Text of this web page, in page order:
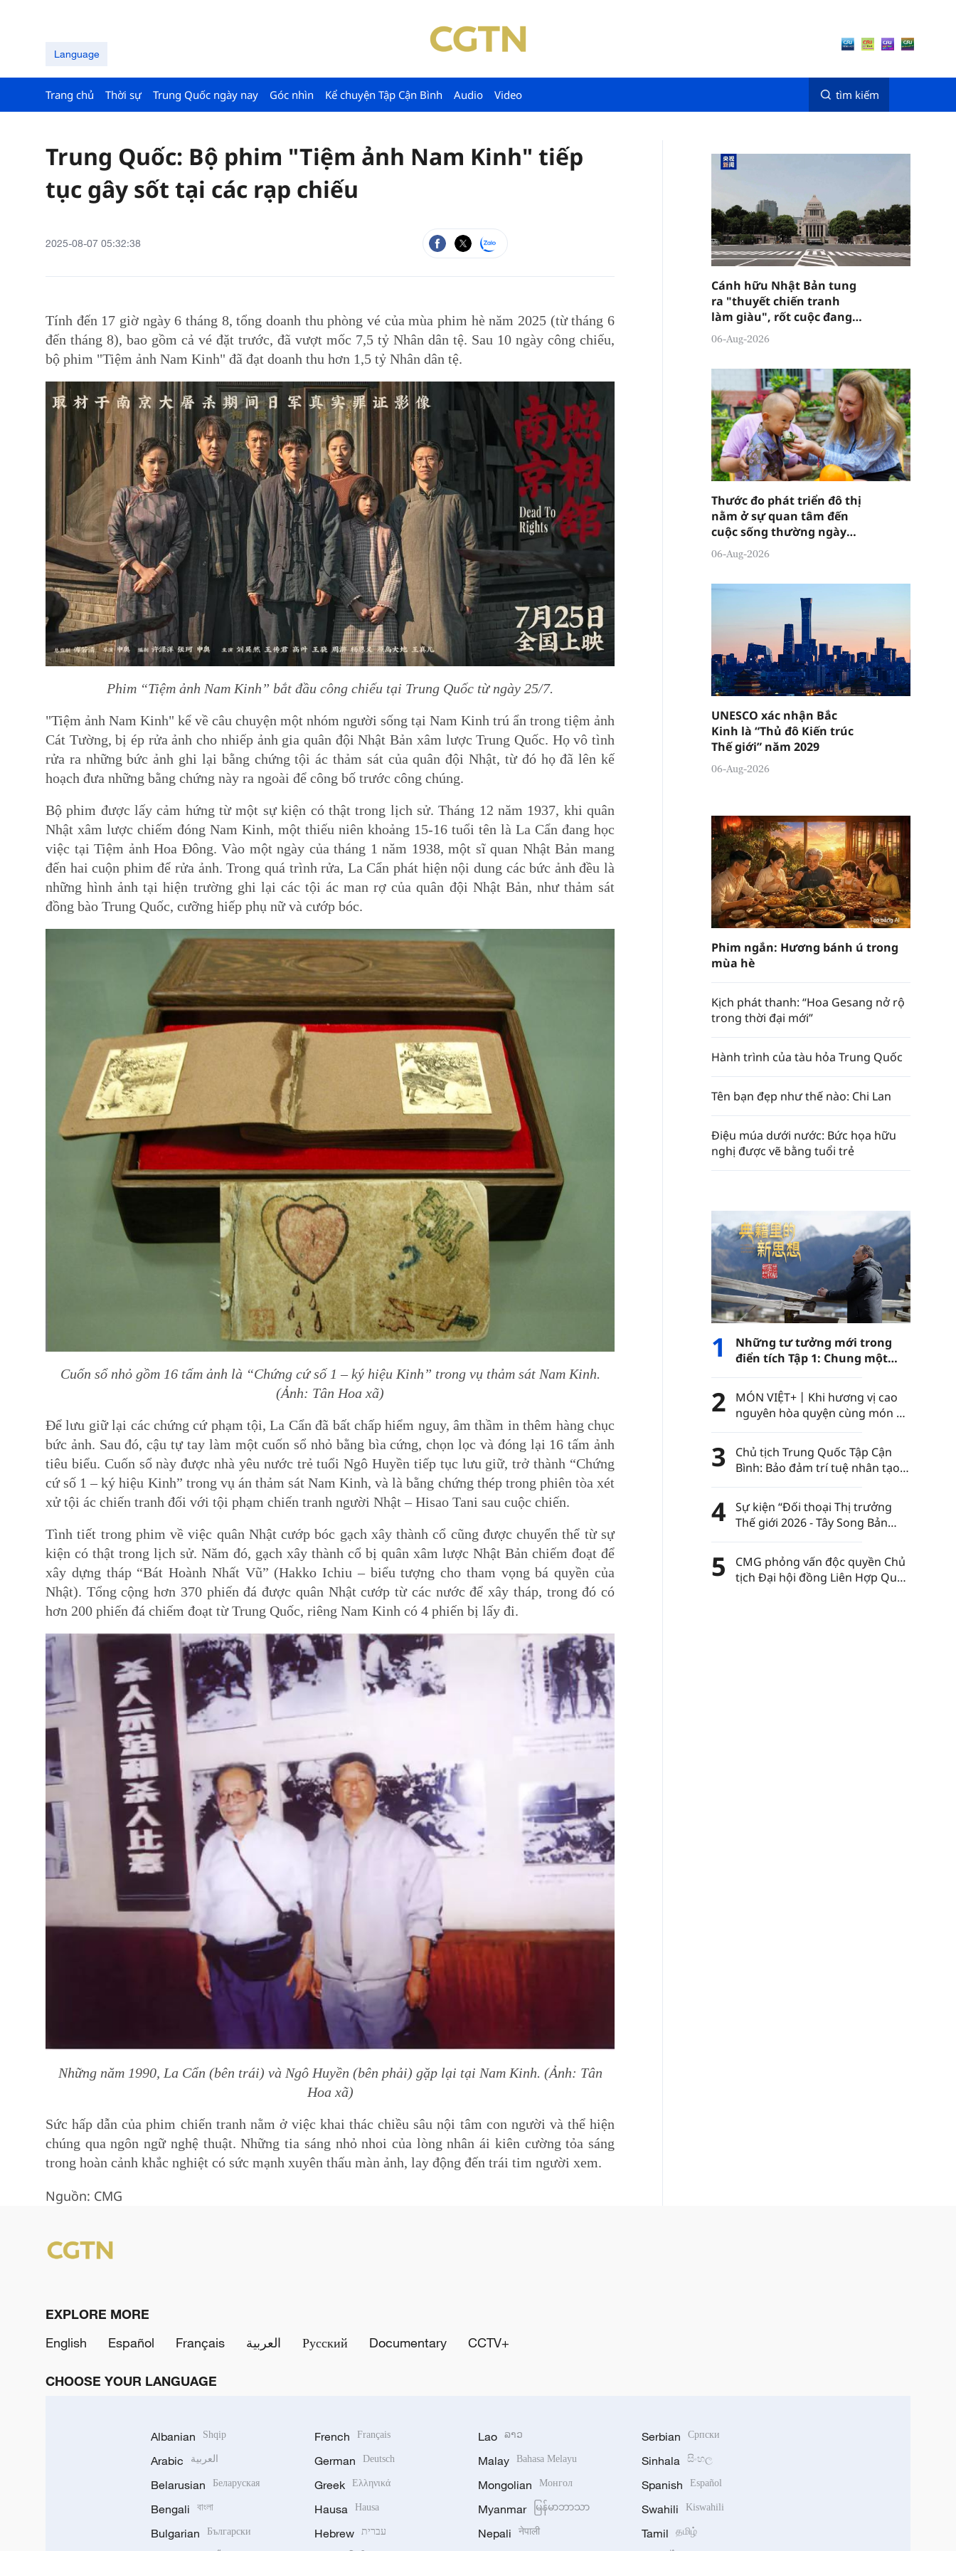
Language
Trang chủ Thời sự Trung Quốc ngày nay Góc nhìn Kể chuyện Tập Cận Bình Audio Video tìm kiếm
Trung Quốc: Bộ phim "Tiệm ảnh Nam Kinh" tiếp
tục gây sốt tại các rạp chiếu
2025-08-07 05:32:38
Tính đến 17 giờ ngày 6 tháng 8, tổng doanh thu phòng vé của mùa phim hè năm 2025 (từ tháng 6
đến tháng 8), bao gồm cả vé đặt trước, đã vượt mốc 7,5 tỷ Nhân dân tệ. Sau 10 ngày công chiếu,
bộ phim "Tiệm ảnh Nam Kinh" đã đạt doanh thu hơn 1,5 tỷ Nhân dân tệ.
Phim “Tiệm ảnh Nam Kinh” bắt đầu công chiếu tại Trung Quốc từ ngày 25/7.
"Tiệm ảnh Nam Kinh" kể về câu chuyện một nhóm người sống tại Nam Kinh trú ẩn trong tiệm ảnh
Cát Tường, bị ép rửa ảnh cho nhiếp ảnh gia quân đội Nhật Bản xâm lược Trung Quốc. Họ vô tình
rửa ra những bức ảnh ghi lại bằng chứng tội ác thảm sát của quân đội Nhật, từ đó họ đã lên kế
hoạch đưa những bằng chứng này ra ngoài để công bố trước công chúng.
Bộ phim được lấy cảm hứng từ một sự kiện có thật trong lịch sử. Tháng 12 năm 1937, khi quân
Nhật xâm lược chiếm đóng Nam Kinh, một thiếu niên khoảng 15-16 tuổi tên là La Cẩn đang học
việc tại Tiệm ảnh Hoa Đông. Vào một ngày của tháng 1 năm 1938, một sĩ quan Nhật Bản mang
đến hai cuộn phim để rửa ảnh. Trong quá trình rửa, La Cẩn phát hiện nội dung các bức ảnh đều là
những hình ảnh tại hiện trường ghi lại các tội ác man rợ của quân đội Nhật Bản, như thảm sát
đồng bào Trung Quốc, cưỡng hiếp phụ nữ và cướp bóc.
Cuốn sổ nhỏ gồm 16 tấm ảnh là “Chứng cứ số 1 – ký hiệu Kinh” trong vụ thảm sát Nam Kinh.
(Ảnh: Tân Hoa xã)
Để lưu giữ lại các chứng cứ phạm tội, La Cẩn đã bất chấp hiểm nguy, âm thầm in thêm hàng chục
bức ảnh. Sau đó, cậu tự tay làm một cuốn sổ nhỏ bằng bìa cứng, chọn lọc và đóng lại 16 tấm ảnh
tiêu biểu. Cuốn sổ này được nhà yêu nước trẻ tuổi Ngô Huyền tiếp tục lưu giữ, trở thành “Chứng
cứ số 1 – ký hiệu Kinh” trong vụ án thảm sát Nam Kinh, và là bằng chứng thép trong phiên tòa xét
xử tội ác chiến tranh đối với tội phạm chiến tranh người Nhật – Hisao Tani sau cuộc chiến.
Tình tiết trong phim về việc quân Nhật cướp bóc gạch xây thành cổ cũng được chuyển thể từ sự
kiện có thật trong lịch sử. Năm đó, gạch xây thành cổ bị quân xâm lược Nhật Bản chiếm đoạt để
xây dựng tháp “Bát Hoành Nhất Vũ” (Hakko Ichiu – biểu tượng cho tham vọng bá quyền của
Nhật). Tổng cộng hơn 370 phiến đá được quân Nhật cướp từ các nước để xây tháp, trong đó có
hơn 200 phiến đá chiếm đoạt từ Trung Quốc, riêng Nam Kinh có 4 phiến bị lấy đi.
Những năm 1990, La Cẩn (bên trái) và Ngô Huyền (bên phải) gặp lại tại Nam Kinh. (Ảnh: Tân
Hoa xã)
Sức hấp dẫn của phim chiến tranh nằm ở việc khai thác chiều sâu nội tâm con người và thể hiện
chúng qua ngôn ngữ nghệ thuật. Những tia sáng nhỏ nhoi của lòng nhân ái kiên cường tỏa sáng
trong hoàn cảnh khắc nghiệt có sức mạnh xuyên thấu màn ảnh, lay động đến trái tim người xem.
Nguồn: CMG
Cánh hữu Nhật Bản tung
ra "thuyết chiến tranh
làm giàu", rốt cuộc đang
đánh lừa ai?
06-Aug-2026
Thước đo phát triển đô thị
nằm ở sự quan tâm đến
cuộc sống thường ngày
của người dân
06-Aug-2026
UNESCO xác nhận Bắc
Kinh là “Thủ đô Kiến trúc
Thế giới” năm 2029
06-Aug-2026
Phim ngắn: Hương bánh ú trong
mùa hè
Kịch phát thanh: “Hoa Gesang nở rộ
trong thời đại mới”
Hành trình của tàu hỏa Trung Quốc
Tên bạn đẹp như thế nào: Chi Lan
Điệu múa dưới nước: Bức họa hữu
nghị được vẽ bằng tuổi trẻ
1
Những tư tưởng mới trong
điển tích Tập 1: Chung một
con đường
2
MÓN VIỆT+丨Khi hương vị cao
nguyên hòa quyện cùng món ăn
Việt Nam……
3
Chủ tịch Trung Quốc Tập Cận
Bình: Bảo đảm trí tuệ nhân tạo
luôn nằm trong sự kiểm soát
của nhân loại
4
Sự kiện “Đối thoại Thị trưởng
Thế giới 2026 - Tây Song Bản
Nạp” diễn ra tại châu tự trị dân
tộc Thái Tây Song Bản Nạp, tỉnh
Vân Nam, Trung Quốc
5
CMG phỏng vấn độc quyền Chủ
tịch Đại hội đồng Liên Hợp Quốc
EXPLORE MORE
English
Español Français العربية Русский Documentary CCTV+
CHOOSE YOUR LANGUAGE
Albanian Shqip
Arabic العربية
Belarusian Беларуская
Bengali বাংলা
Bulgarian Български
French Français
German Deutsch
Greek Ελληνικά
Hausa Hausa
Hebrew עברית
Lao ລາວ
Malay Bahasa Melayu
Mongolian Монгол
Myanmar မြန်မာဘာသာ
Nepali नेपाली
Serbian Српски
Sinhala සිංහල
Spanish Español
Swahili Kiswahili
Tamil தமிழ்